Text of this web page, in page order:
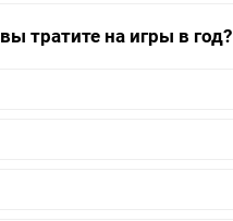
тратите на игры в год?